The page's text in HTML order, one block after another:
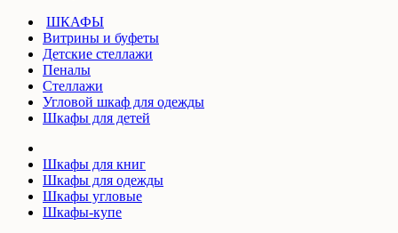
ШКАФЫ
Витрины и буфеты
Детские стеллажи
Пеналы
Стеллажи
Угловой шкаф для одежды
Шкафы для детей
Шкафы для книг
Шкафы для одежды
Шкафы угловые
Шкафы-купе